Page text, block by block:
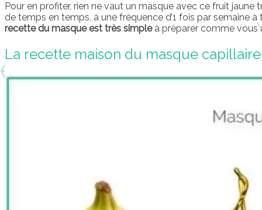
Pour en profiter, rien ne vaut un masque avec ce fruit jaune
de temps en temps, à une fréquence d’1 fois par semaine
recette du masque est très simpleà préparer comme vous
La recette maison du masque